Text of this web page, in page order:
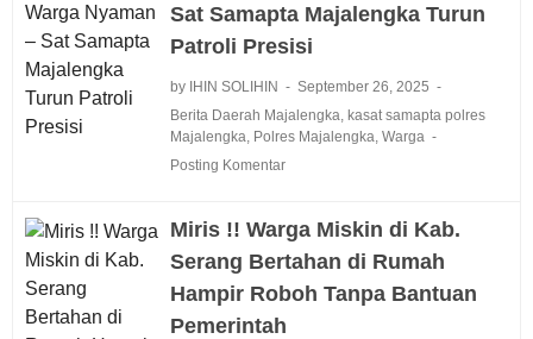
Sat Samapta Majalengka Turun
Patroli Presisi
by IHIN SOLIHIN
September 26, 2025
Berita Daerah Majalengka kasat samapta polres
Majalengka Polres Majalengka Warga
Posting Komentar
Miris !! Warga Miskin di Kab.
Serang Bertahan di Rumah
Hampir Roboh Tanpa Bantuan
Pemerintah